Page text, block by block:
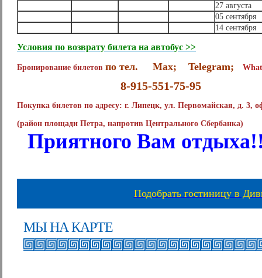
27 августа
05 сентября
14 сентября
Условия по возврату билета на автобус >>
Бронирование билетов по тел. Max; Telegram;
8-915-551-75-95
Покупка билетов по адресу: г. Липецк, ул. Первомайская, д. 3,
(район площади Петра, напротив Центрального Сбербанка)
Приятного Вам
Подобрать гостиницу в
МЫ НА КАРТЕ